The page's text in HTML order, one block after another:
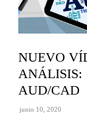
NUEVO
ANÁLISIS:
AUD/CAD
junio 10, 2020